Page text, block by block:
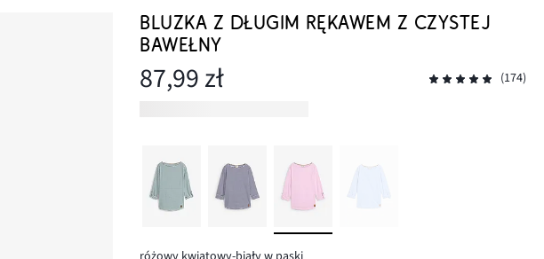
BLUZKA Z DŁUGIM RĘKAWEM Z CZYSTEJ
BAWEŁNY
87,99 zł (174)